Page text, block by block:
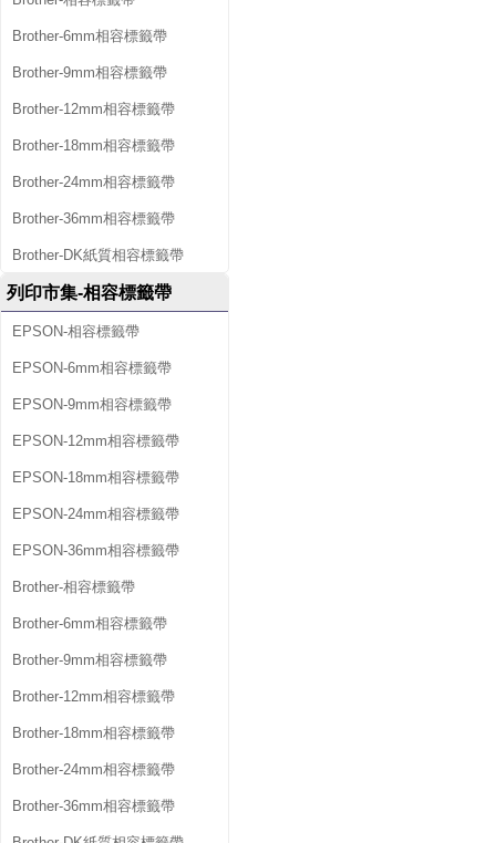
Brother-6mm相容標籤帶
Brother-9mm相容標籤帶
Brother-12mm相容標籤帶
Brother-18mm相容標籤帶
Brother-24mm相容標籤帶
Brother-36mm相容標籤帶
Brother-DK紙質相容標籤帶
列印市集-相容標籤帶
EPSON-相容標籤帶
EPSON-6mm相容標籤帶
EPSON-9mm相容標籤帶
EPSON-12mm相容標籤帶
EPSON-18mm相容標籤帶
EPSON-24mm相容標籤帶
EPSON-36mm相容標籤帶
Brother-相容標籤帶
Brother-6mm相容標籤帶
Brother-9mm相容標籤帶
Brother-12mm相容標籤帶
Brother-18mm相容標籤帶
Brother-24mm相容標籤帶
Brother-36mm相容標籤帶